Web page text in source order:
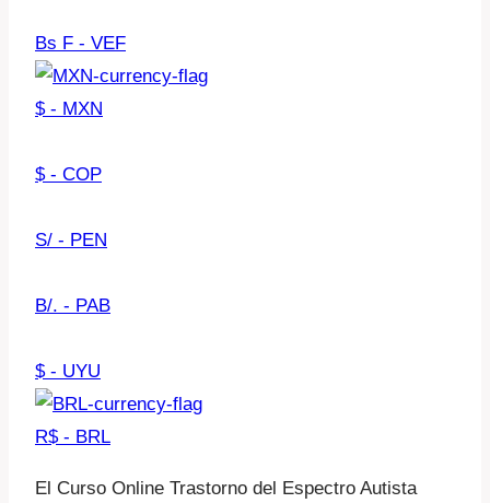
Bs F - VEF
$ - MXN
$ - COP
S/ - PEN
B/. - PAB
$ - UYU
R$ - BRL
El Curso Online Trastorno del Espectro Autista